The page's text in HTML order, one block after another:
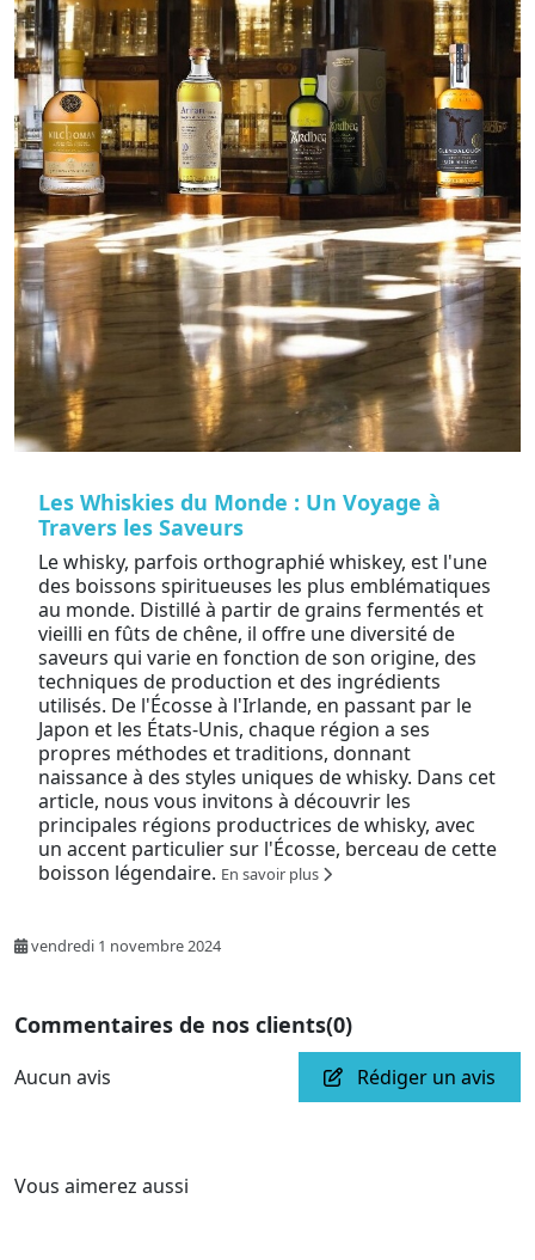
Les Whiskies du Monde : Un Voyage à
Travers les Saveurs
Le whisky, parfois orthographié whiskey, est l'une
des boissons spiritueuses les plus emblématiques
au monde. Distillé à partir de grains fermentés et
vieilli en fûts de chêne, il offre une diversité de
saveurs qui varie en fonction de son origine, des
techniques de production et des ingrédients
utilisés. De l'Écosse à l'Irlande, en passant par le
Japon et les États-Unis, chaque région a ses
propres méthodes et traditions, donnant
naissance à des styles uniques de whisky. Dans cet
article, nous vous invitons à découvrir les
principales régions productrices de whisky, avec
un accent particulier sur l'Écosse, berceau de cette
boisson légendaire. En savoir plus
vendredi 1 novembre 2024
Commentaires de nos clients(0)
Aucun avis Rédiger un avis
Vous aimerez aussi